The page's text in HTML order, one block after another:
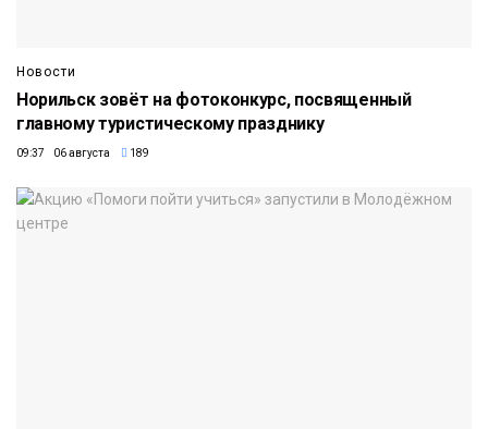
Новости
Норильск зовёт на фотоконкурс, посвященный
главному туристическому празднику
09:37 06 августа 189